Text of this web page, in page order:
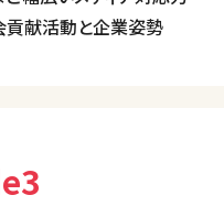
貢献活動と企業姿勢